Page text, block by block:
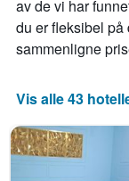
av de vi har
du er fleksibel på
sammenligne
Vis alle 43